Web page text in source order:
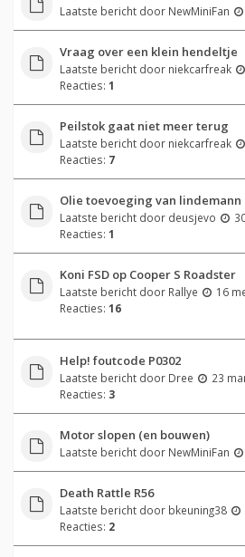
Laatste bericht door NewMiniFan
Vraag over een klein hendeltje
Laatste bericht door niekcarfreak
Reacties: 1
Peilstok gaat niet meer terug
Laatste bericht door niekcarfreak
Reacties: 7
Olie toevoeging van lindemann
Laatste bericht door deusjevo
Reacties: 1
Koni FSD op Cooper S Roadster
Laatste bericht door Rallye
16
Reacties: 16
Help! foutcode P0302
Laatste bericht door Dree
23
Reacties: 3
Motor slopen (en bouwen)
Laatste bericht door NewMiniFan
Death Rattle R56
Laatste bericht door bkeuning38
Reacties: 2